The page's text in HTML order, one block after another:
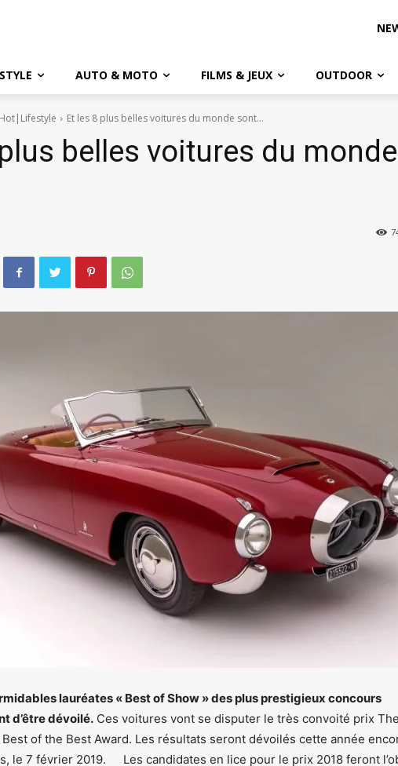
AUTO & MOTO FILMS & JEUX OUTDOOR
Et les 8 plus belles voitures du monde sont…
belles voitures du monde
lauréates « Best of Show » des plus prestigieux concours
d’être dévoilé. Ces voitures vont se disputer le très convoité prix The
of the Best Award. Les résultats seront dévoilés cette année
le 7 février 2019. Les candidates en lice pour le prix 2018 feront